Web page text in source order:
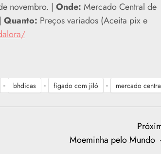
novembro. | Onde: Mercado Central de
Quanto: Preços variados (Aceita pix e
- bhdicas - figado com jiló - mercado
Moeminha pelo Mundo